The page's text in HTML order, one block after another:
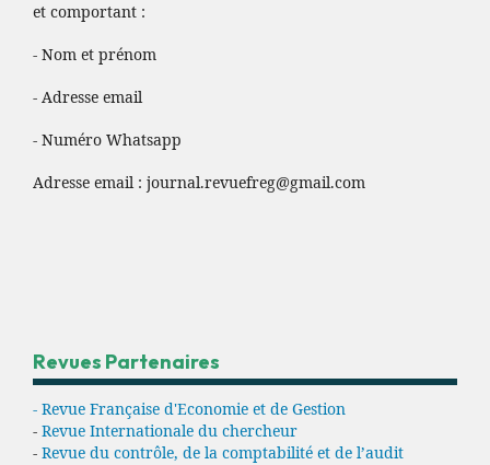
et comportant :
- Nom et prénom
- Adresse email
- Numéro Whatsapp
Adresse email : journal.revuefreg@gmail.com
Revues Partenaires
- Revue Française d'Economie et de Gestion
- Revue Internationale du chercheur
- Revue du contrôle, de la comptabilité et de l’audit